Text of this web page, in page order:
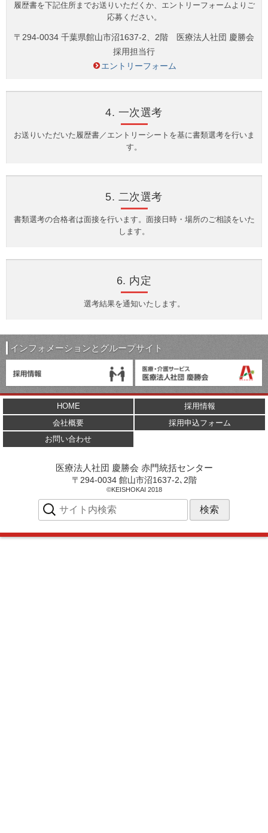
履歴書を下記住所までお送りいただくか、エントリーフォームよりご
応募ください。
〒294-0034 千葉県館山市沼1637-2、2階 医療法人社団 慶勝会
採用担当行
エントリーフォーム
4. 一次選考
お送りいただいた履歴書／エントリーシートを基に書類選考を行いま
す。
5. 二次選考
書類選考の合格者は面接を行います。面接日時・場所のご相談をいた
します。
6. 内定
選考結果を通知いたします。
インフォメーションとグループサイト
HOME
採用情報
会社概要
採用申込フォーム
お問い合わせ
医療法人社団 慶勝会 赤門統括センター
〒 294-0034 館山市沼1637-2､2階
©KEISHOKAI 2018
サ
ト
検